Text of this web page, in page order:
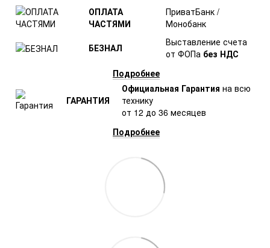
ОПЛАТА
ЧАСТЯМИ
ПриватБанк /
Монобанк
БЕЗНАЛ
Выставление счета
от ФОПа без НДС
Подробнее
ГАРАНТИЯ
Официальная Гарантия на всю
технику
от 12 до 36 месяцев
Подробнее